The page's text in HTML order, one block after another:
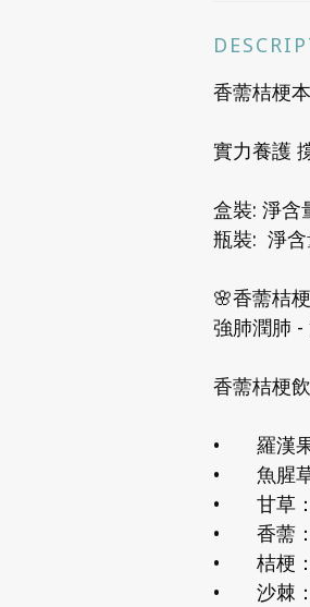
香薷桔梗
實力養護
盒裝: 淨含
瓶裝: 淨
🌸香薷桔
強肺潤肺 -
香薷桔梗
•
羅漢
•
魚腥
•
甘草
•
香薷
•
桔梗
•
沙棘